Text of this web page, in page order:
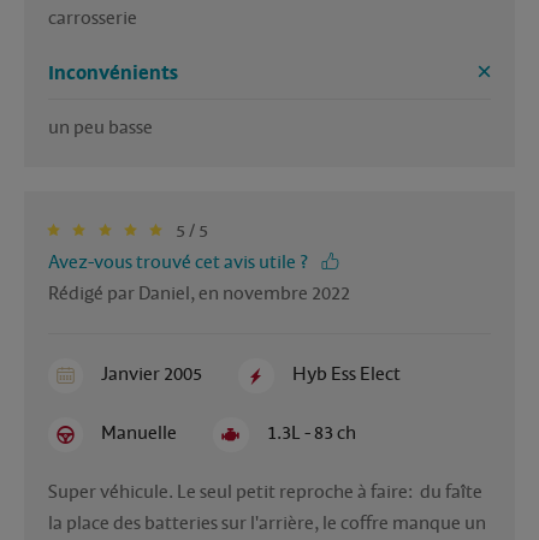
carrosserie
Inconvénients
un peu basse
5 / 5
Avez-vous trouvé cet avis utile ?
Rédigé par Daniel, en novembre 2022
Janvier 2005 Hyb Ess Elect
Manuelle 1.3L - 83 ch
Super véhicule. Le seul petit reproche à faire:  du faîte
la place des batteries sur l'arrière, le coffre manque un